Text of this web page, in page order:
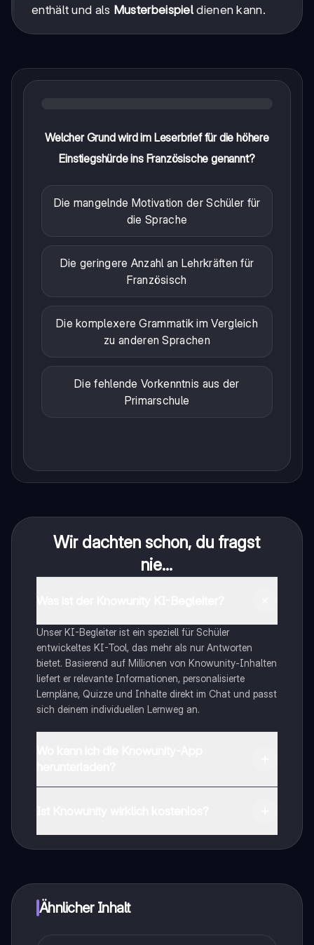
enthält und als Musterbeispiel dienen kann.
Welcher Grund wird im Leserbrief für die höhere
Einstiegshürde ins Französische genannt?
Die mangelnde Motivation der Schüler für
die Sprache
Die geringere Anzahl an Lehrkräften für
Französisch
Die komplexere Grammatik im Vergleich
zu anderen Sprachen
Die fehlende Vorkenntnis aus der
Primarschule
Wir dachten schon, du fragst
nie...
Unser KI-Begleiter ist ein speziell für Schüler
entwickeltes KI-Tool, das mehr als nur Antworten
bietet. Basierend auf Millionen von Knowunity-Inhalten
liefert er relevante Informationen, personalisierte
Lernpläne, Quizze und Inhalte direkt im Chat und passt
sich deinem individuellen Lernweg an.
Ähnlicher Inhalt